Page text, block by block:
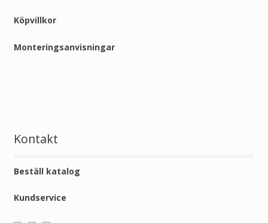
Köpvillkor
Monteringsanvisningar
Kontakt
Beställ katalog
Kundservice